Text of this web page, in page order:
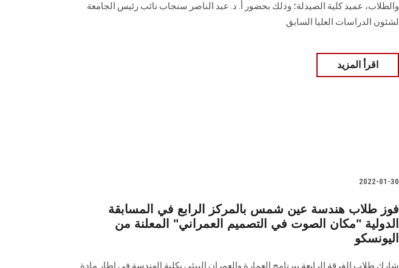
والطلاب، عميد كلية الصيدلة؛ وذلك بحضور أ. د. عبد الناصر سنجاب نائب رئيس الجامعة
لشئون الدراسات العليا السابق
اقرأ المزيد
2022-01-30
فوز طلاب هندسة عين شمس بالمركز الرابع في المسابقة
الدولية "مكان الصوت في التصميم العمراني" المعلنة من
اليونسكو
شارك طلاب الفرقة الرابعة ببرنامج العمارة والعمران البيئي بكلية الهندسة في إطار مادة